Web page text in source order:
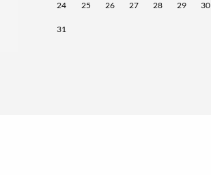
24 25 26 27 28 29 30
31